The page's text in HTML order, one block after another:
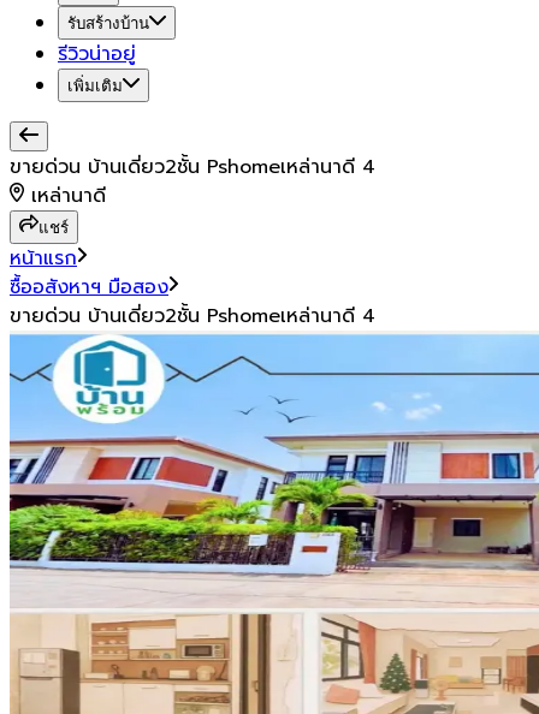
รับสร้างบ้าน
รีวิวน่าอยู่
เพิ่มเติม
ขายด่วน บ้านเดี่ยว2ชั้น Pshomeเหล่านาดี 4
เหล่านาดี
แชร์
หน้าแรก
ซื้ออสังหาฯ มือสอง
ขายด่วน บ้านเดี่ยว2ชั้น Pshomeเหล่านาดี 4